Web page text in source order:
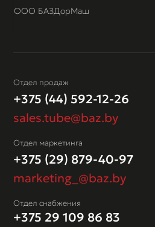
ООО БАЗДорМаш
Отдел продаж
+375 (44) 592-12-26
sales.tube@baz.by
Отдел маркетинга
+375 (29) 879-40-97
marketing_@baz.by
Отдел снабжения
+375 29 109 86 83